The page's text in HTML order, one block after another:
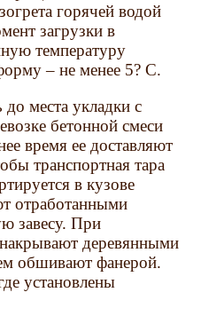
горячей водой
загрузки в
температуру
– не менее 5? С.
места укладки с
бетонной смеси
время ее доставляют
транспортная тара
в кузове
отработанными
завесу. При
деревянными
обшивают фанерой.
установлены